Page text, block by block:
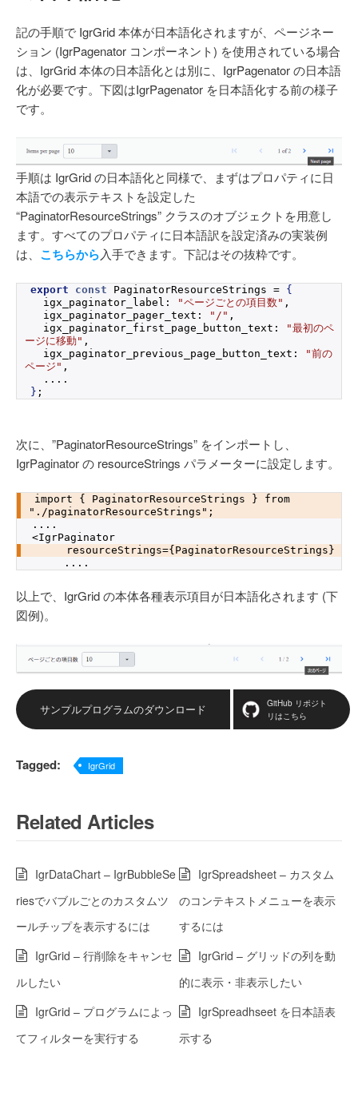
記の手順で IgrGrid 本体が日本語化されますが、ページネー
ション (IgrPagenator コンポーネント) を使用されている場合
は、IgrGrid 本体の日本語化とは別に、IgrPagenator の日本語
化が必要です。下図はIgrPagenator を日本語化する前の様子
です。
手順は IgrGrid の日本語化と同様で、まずはプロパティに日
本語での表示テキストを設定した
“PaginatorResourceStrings” クラスのオブジェクトを用意し
ます。すべてのプロパティに日本語訳を設定済みの実装例
は、 こちらから入手できます。下記はその抜粋です。
export const PaginatorResourceStrings = {
  igx_paginator_label:
"ページごとの項目数" ,
  igx_paginator_pager_text:
"/" ,
  igx_paginator_first_page_button_text:
"最初のペ
ージに移動" ,
  igx_paginator_previous_page_button_text:
"前の
ページ" ,
  ....
} ;
次に、”PaginatorResourceStrings” をインポートし、
IgrPaginator の resourceStrings パラメーターに設定します。
import { PaginatorResourceStrings } from
"./paginatorResourceStrings";
....
<IgrPaginator
     resourceStrings={PaginatorResourceStrings}
     ....
以上で、IgrGrid の本体各種表示項目が日本語化されます (下
図例)。
サンプルプログラムのダウンロード
GitHub リポジト
リはこちら
Tagged: IgrGrid
Related Articles
IgrDataChart – IgrBubbleSe
riesでバブルごとのカスタムツ
ールチップを表示するには
IgrSpreadsheet – カスタム
のコンテキストメニューを表示
するには
IgrGrid – 行削除をキャンセ
ルしたい
IgrGrid – グリッドの列を動
的に表示・非表示したい
IgrGrid – プログラムによっ
てフィルターを実行する
IgrSpreadhseet を日本語表
示する